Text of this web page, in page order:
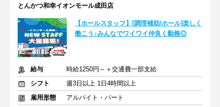
とんかつ和幸イオンモール成田店
【ホールスタッフ】[調理補助/ホール]楽しく
働こう♪みんなでワイワイ仲良く勤務◎
給与
時給1250円～＋交通費一部支給
シフト
週3日以上 1日4時間以上
雇用形態
アルバイト・パート